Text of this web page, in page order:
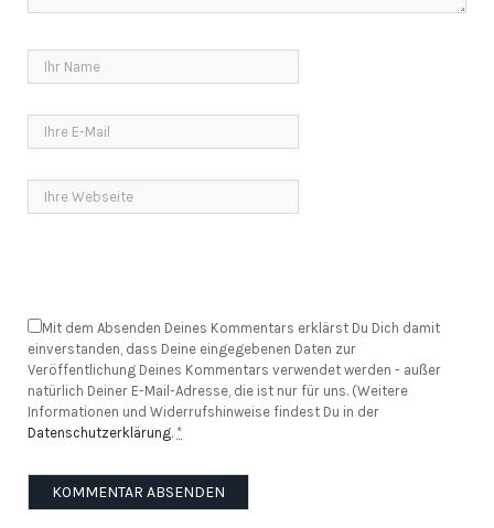
Mit dem Absenden Deines Kommentars erklärst Du Dich damit
einverstanden, dass Deine eingegebenen Daten zur
Veröffentlichung Deines Kommentars verwendet werden - außer
natürlich Deiner E-Mail-Adresse, die ist nur für uns. (Weitere
Informationen und Widerrufshinweise findest Du in der
Datenschutzerklärung. *